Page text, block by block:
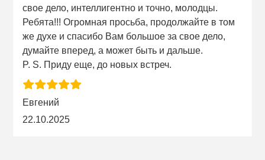
свое дело, интеллигентно и точно, молодцы.
Ребята!!! Огромная просьба, продолжайте в том
же духе и спасибо Вам большое за свое дело,
думайте вперед, а может быть и дальше.
P. S. Приду еще, до новых встреч.
Евгений
22.10.2025